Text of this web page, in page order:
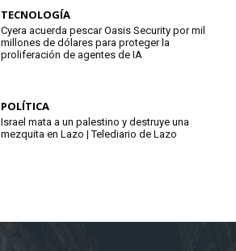
TECNOLOGÍA
Cyera acuerda pescar Oasis Security por mil
millones de dólares para proteger la
proliferación de agentes de IA
POLÍTICA
Israel mata a un palestino y destruye una
mezquita en Lazo | Telediario de Lazo